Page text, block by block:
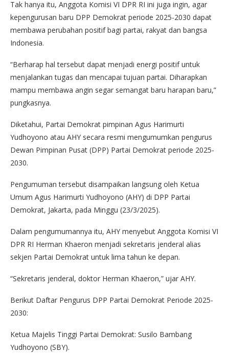
Tak hanya itu, Anggota Komisi VI DPR RI ini juga ingin, agar
kepengurusan baru DPP Demokrat periode 2025-2030 dapat
membawa perubahan positif bagi partai, rakyat dan bangsa
Indonesia.
“Berharap hal tersebut dapat menjadi energi positif untuk
menjalankan tugas dan mencapai tujuan partai. Diharapkan
mampu membawa angin segar semangat baru harapan baru,”
pungkasnya.
Diketahui, Partai Demokrat pimpinan Agus Harimurti
Yudhoyono atau AHY secara resmi mengumumkan pengurus
Dewan Pimpinan Pusat (DPP) Partai Demokrat periode 2025-
2030.
Pengumuman tersebut disampaikan langsung oleh Ketua
Umum Agus Harimurti Yudhoyono (AHY) di DPP Partai
Demokrat, Jakarta, pada Minggu (23/3/2025).
Dalam pengumumannya itu, AHY menyebut Anggota Komisi VI
DPR RI Herman Khaeron menjadi sekretaris jenderal alias
sekjen Partai Demokrat untuk lima tahun ke depan.
“Sekretaris jenderal, doktor Herman Khaeron,” ujar AHY.
Berikut Daftar Pengurus DPP Partai Demokrat Periode 2025-
2030:
Ketua Majelis Tinggi Partai Demokrat: Susilo Bambang
Yudhoyono (SBY).